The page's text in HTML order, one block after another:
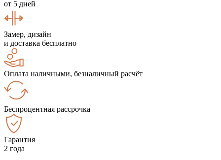
от 5 дней
Замер, дизайн
и доставка бесплатно
Оплата наличными, безналичный расчёт
Беспроцентная рассрочка
Гарантия
2 года